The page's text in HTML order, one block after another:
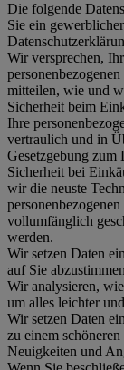
Die folgende
Sie ein
Wir versprechen,
mitteilen, wie und
Sicherheit beim
Ihre
vertraulich und in
Gesetzgebung zum
Sicherheit bei
wir die neuste
vollumfänglich
werden.
Wir setzen Daten
auf Sie abzustimmen
Wir analysieren,
um alles leichter
Wir setzen Daten
zu einem
Neuigkeiten und